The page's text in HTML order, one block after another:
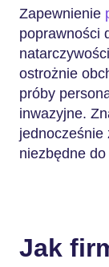
Zapewnienie
poprawności
ostrożnie
próby
inwazyjne.
jednocześnie
niezbędne
Jak